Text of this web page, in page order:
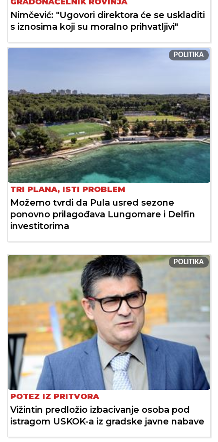
Nimčević: "Ugovori direktora će se uskladiti
s iznosima koji su moralno prihvatljivi"
POLITIKA
TRI PLANA, ISTI PROBLEM
Možemo tvrdi da Pula usred sezone
ponovno prilagođava Lungomare i Delfin
investitorima
POLITIKA
POTEZ IZ PRITVORA
Vižintin predložio izbacivanje osoba pod
istragom USKOK-a iz gradske javne nabave